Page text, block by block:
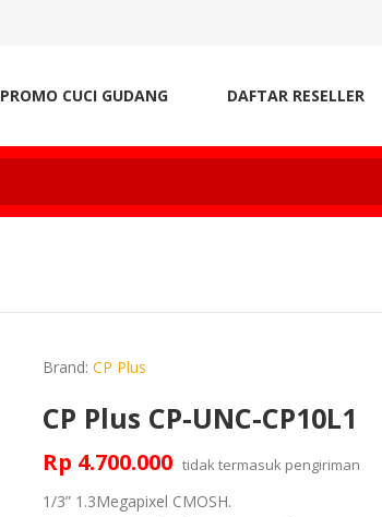
PROMO CUCI GUDANG DAFTAR RESELLER
Brand: CP Plus
CP Plus CP-UNC-CP10L1
Rp 4.700.000 tidak termasuk pengiriman
1/3” 1.3Megapixel CMOSH.